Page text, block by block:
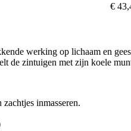
€
werking op lichaam en
de zintuigen met zijn koele
inmasseren.